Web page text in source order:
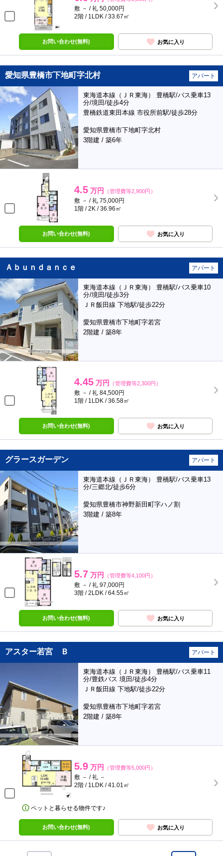
敷 － / 礼 50,000円
2階 / 1LDK / 33.67㎡
お問い合わせ(無料) お気に入り
愛知県豊橋市下地町字北村 アパート
東海道本線（ＪＲ東海） 豊橋駅/バス乗車13
分/境田/徒歩4分
豊橋鉄道東田本線 市役所前駅/徒歩28分
愛知県豊橋市下地町字北村
3階建 / 築6年
4.5 万円 （管理費等2,900円）
敷 － / 礼 75,000円
1階 / 2K / 36.96㎡
お問い合わせ(無料) お気に入り
Ａｂｕｎｄａｎｃｅ アパート
東海道本線（ＪＲ東海） 豊橋駅/バス乗車10
分/境田/徒歩3分
ＪＲ飯田線 下地駅/徒歩22分
愛知県豊橋市下地町字若宮
2階建 / 築8年
4.45 万円 （管理費等2,300円）
敷 － / 礼 84,500円
1階 / 1LDK / 36.58㎡
お問い合わせ(無料) お気に入り
グラースガーデン アパート
東海道本線（ＪＲ東海） 豊橋駅/バス乗車13
分/三郷北/徒歩6分
愛知県豊橋市神野新田町字ハノ割
3階建 / 築8年
5.7 万円 （管理費等4,100円）
敷 － / 礼 97,000円
3階 / 2LDK / 64.55㎡
お問い合わせ(無料) お気に入り
アスター若宮 Ｂ アパート
東海道本線（ＪＲ東海） 豊橋駅/バス乗車11
分/豊鉄バス 境田/徒歩4分
ＪＲ飯田線 下地駅/徒歩22分
愛知県豊橋市下地町字若宮
2階建 / 築8年
5.9 万円 （管理費等5,000円）
敷 － / 礼 －
2階 / 1LDK / 41.01㎡
ペットと暮らせる物件です♪
お問い合わせ(無料) お気に入り